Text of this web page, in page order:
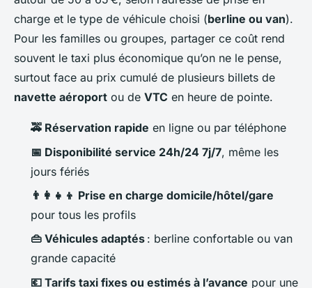
charge et le type de véhicule choisi (berline ou van).
Pour les familles ou groupes, partager ce coût rend
souvent le taxi plus économique qu’on ne le pense,
surtout face au prix cumulé de plusieurs billets de
navette aéroport ou de VTC en heure de pointe.
🚕 Réservation rapide en ligne ou par téléphone
📅 Disponibilité service 24h/24 7j/7, même les
jours fériés
👨‍👩‍👧‍👦 Prise en charge domicile/hôtel/gare
pour tous les profils
👜 Véhicules adaptés : berline confortable ou van
grande capacité
💶 Tarifs taxi fixes ou estimés à l’avance pour une